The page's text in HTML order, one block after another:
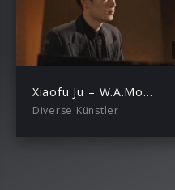
Xiaofu Ju – W.A.Mozart: Lacrimosa from Requiem, K. 626 (Transcri. Xiaofu Ju)
Diverse Künstler